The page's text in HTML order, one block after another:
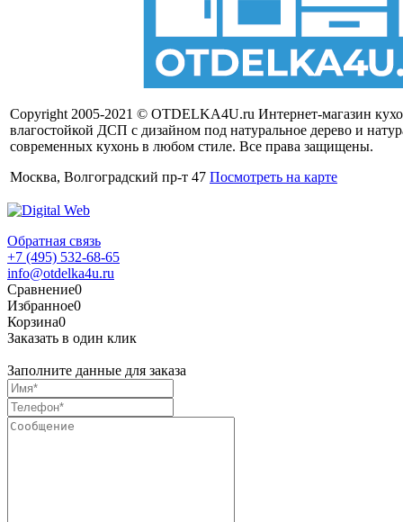
Copyright 2005-2021 © OTDELKA4U.ru Интернет-магазин
влагостойкой ДСП с дизайном под натуральное дерево и
современных кухонь в любом стиле. Все права защищены.
Москва, Волгоградский пр-т 47 Посмотреть на карте
Обратная связь
+7 (495) 532-68-65
info@otdelka4u.ru
Сравнение0
Избранное0
Корзина0
Заказать в один клик
Заполните данные для заказа